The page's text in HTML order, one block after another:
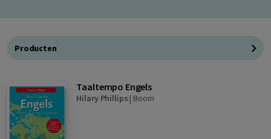
Producten
Taaltempo Engels
Hilary Phillips | Boom